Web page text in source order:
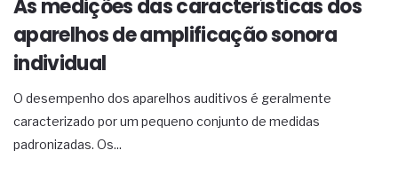
As medições das características dos
aparelhos de amplificação sonora
individual
O desempenho dos aparelhos auditivos é geralmente
caracterizado por um pequeno conjunto de medidas
padronizadas. Os...